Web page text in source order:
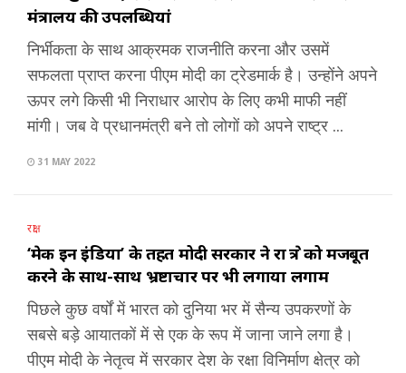
मंत्रालय की उपलब्धियां
निर्भीकता के साथ आक्रमक राजनीति करना और उसमें
सफलता प्राप्त करना पीएम मोदी का ट्रेडमार्क है। उन्होंने अपने
ऊपर लगे किसी भी निराधार आरोप के लिए कभी माफी नहीं
मांगी। जब वे प्रधानमंत्री बने तो लोगों को अपने राष्ट्र ...
31 MAY 2022
रक्षा
‘मेक इन इंडिया’ के तहत मोदी सरकार ने रक्षा क्षेत्र को मजबूत
करने के साथ-साथ भ्रष्टाचार पर भी लगाया लगाम
पिछले कुछ वर्षों में भारत को दुनिया भर में सैन्य उपकरणों के
सबसे बड़े आयातकों में से एक के रूप में जाना जाने लगा है।
पीएम मोदी के नेतृत्व में सरकार देश के रक्षा विनिर्माण क्षेत्र को